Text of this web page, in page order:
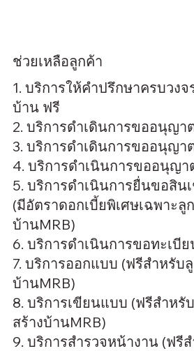
ช่วยเหลือลูกค้า
1. บริการให้คำปรึกษาครบวงจ
บ้าน ฟรี
2. บริการดำเดินการขออนุญา
3. บริการดำเดินการขออนุญา
4. บริการดำเนินการขออนุญ
5. บริการดำเนินการยื่นขอสิน
(มีอัตราดอกเบี้ยพิเศษเฉพาะลู
บ้านMRB)
6. บริการดำเนินการขอทะเบี
7. บริการออกแบบ (ฟรีสำหรับ
บ้านMRB)
8. บริการเขียนแบบ (ฟรีสำหรั
สร้างบ้านMRB)
9. บริการสำรวจหน้างาน (ฟรี